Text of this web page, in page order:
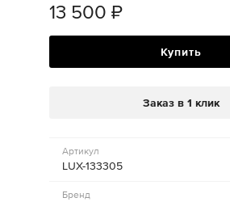
13 500 ₽
Купить
Заказ в 1 клик
Артикул
LUX-133305
Бренд